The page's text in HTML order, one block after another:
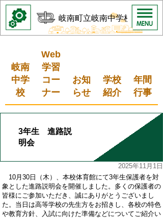
岐南町立岐南中学校
岐南
中学
校
Web
学習
コー
ナー
お知
らせ
学校
紹介
年間
行事
3年生 進路説
明会
2025年11月1日
10月30日（木）、本校体育館にて3年生保護者を対
象とした進路説明会を開催しました。多くの保護者の
皆様にご参加いただき、誠にありがとうございまし
た。当日は高等学校の先生方をお招きし、各校の特色
や教育方針、入試に向けた準備などについてご紹介い